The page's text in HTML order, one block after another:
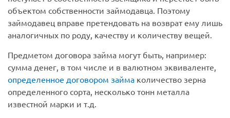
объектом собственности займодавца. Поэтому
займодавец вправе претендовать на возврат ему лишь
аналогичных по роду, качеству и количеству вещей.
Предметом договора займа могут быть, например:
сумма денег, в том числе и в валютном эквиваленте,
определенное договором займа количество зерна
определенного сорта, несколько тонн металла
известной марки и т.д.